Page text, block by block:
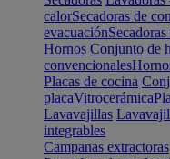
calorSecadoras de
evacuación
Hornos Conjunto de
convencionales
Placas de cocina
placaVitrocerámica
Lavavajillas
integrables
Campanas extractoras